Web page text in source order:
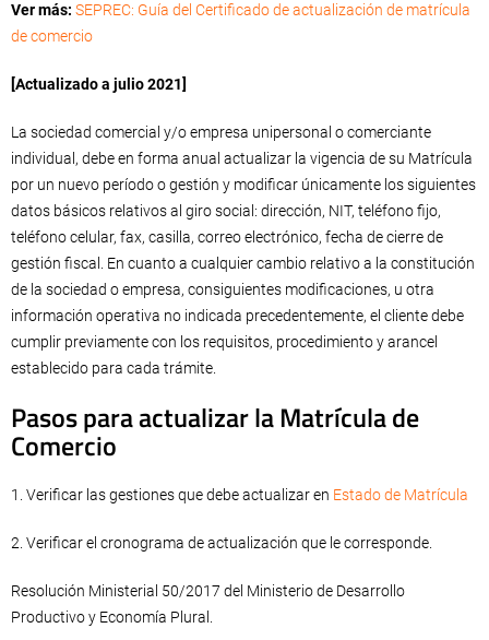
Ver más: SEPREC: Guía del Certificado de actualización de matrícula
de comercio
[Actualizado a julio 2021]
La sociedad comercial y/o empresa unipersonal o comerciante
individual, debe en forma anual actualizar la vigencia de su Matrícula
por un nuevo período o gestión y modificar únicamente los siguientes
datos básicos relativos al giro social: dirección, NIT, teléfono fijo,
teléfono celular, fax, casilla, correo electrónico, fecha de cierre de
gestión fiscal. En cuanto a cualquier cambio relativo a la constitución
de la sociedad o empresa, consiguientes modificaciones, u otra
información operativa no indicada precedentemente, el cliente debe
cumplir previamente con los requisitos, procedimiento y arancel
establecido para cada trámite.
Pasos para actualizar la Matrícula de
Comercio
1. Verificar las gestiones que debe actualizar en Estado de Matrícula
2. Verificar el cronograma de actualización que le corresponde.
Resolución Ministerial 50/2017 del Ministerio de Desarrollo
Productivo y Economía Plural.